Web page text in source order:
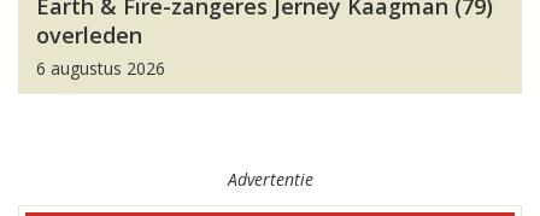
Earth & Fire-zangeres Jerney Kaagman (79)
overleden
6 augustus 2026
Advertentie